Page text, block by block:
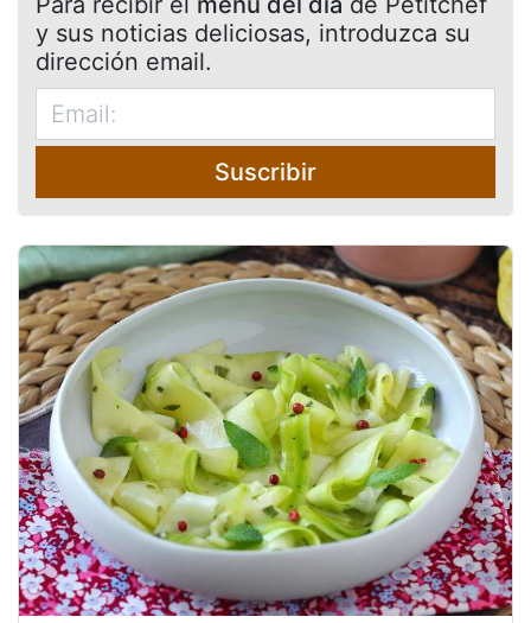
y sus noticias deliciosas, introduzca su
dirección email.
Suscribir